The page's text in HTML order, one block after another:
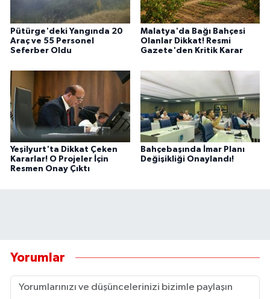
Pütürge'deki Yangında 20
Araç ve 55 Personel
Seferber Oldu
Malatya'da Bağı Bahçesi
Olanlar Dikkat! Resmi
Gazete'den Kritik Karar
Yeşilyurt'ta Dikkat Çeken
Kararlar! O Projeler İçin
Resmen Onay Çıktı
Bahçebaşında İmar Planı
Değişikliği Onaylandı!
Yorumlar